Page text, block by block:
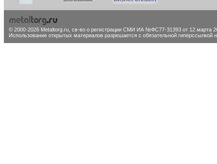
© 2000-2026 Metaltorg.ru, св-во о регистрации СМИ ИА №ФС77-31393 от 12 марта
Использование открытых материалов разрешается с обязательной гиперссылкой